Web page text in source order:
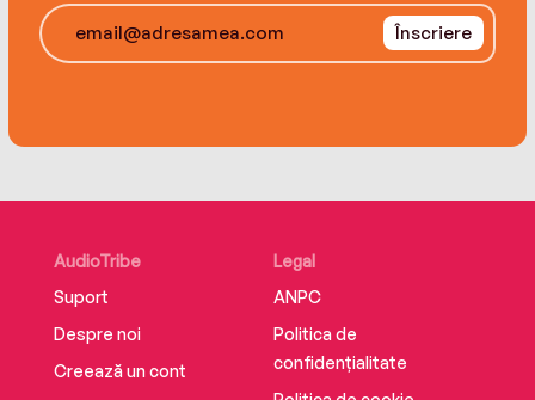
Înscriere
AudioTribe
Suport
Despre noi
Creează un cont
Legal
ANPC
Politica de
confidențialitate